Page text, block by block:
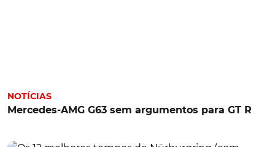
NOTÍCIAS
Mercedes-AMG G63 sem argumentos para GT R